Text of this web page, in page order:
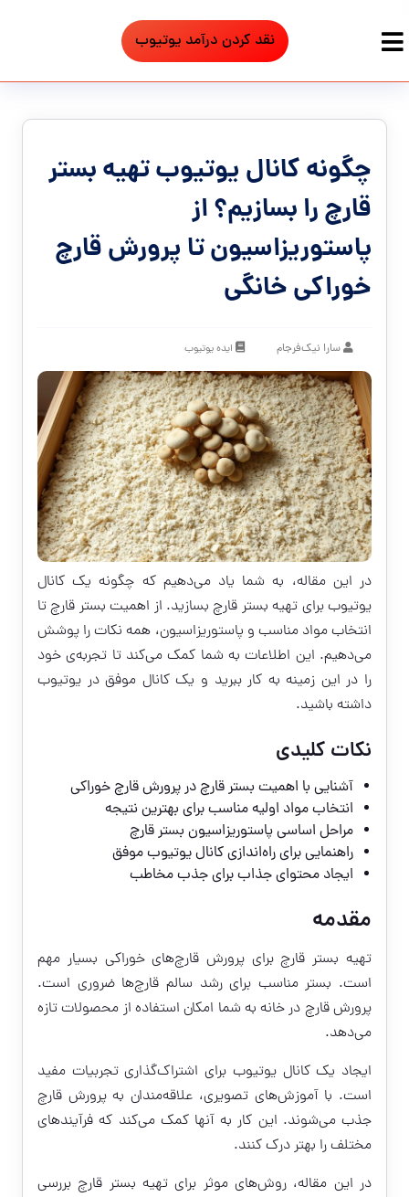
نقد کردن درآمد یوتیوب
چگونه کانال یوتیوب تهیه بستر
قارچ را بسازیم؟ از
پاستوریزاسیون تا پرورش قارچ
خوراکی خانگی
سارا نیک‌فرجام ایده یوتیوب
در این مقاله، به شما یاد می‌دهیم که چگونه یک کانال
یوتیوب برای تهیه بستر قارچ بسازید. از اهمیت بستر قارچ تا
انتخاب مواد مناسب و پاستوریزاسیون، همه نکات را پوشش
می‌دهیم. این اطلاعات به شما کمک می‌کند تا تجربه‌ی خود
را در این زمینه به کار ببرید و یک کانال موفق در یوتیوب
داشته باشید.
نکات کلیدی
آشنایی با اهمیت بستر قارچ در پرورش قارچ خوراکی
انتخاب مواد اولیه مناسب برای بهترین نتیجه
مراحل اساسی پاستوریزاسیون بستر قارچ
راهنمایی برای راه‌اندازی کانال یوتیوب موفق
ایجاد محتوای جذاب برای جذب مخاطب
مقدمه
تهیه بستر قارچ برای پرورش قارچ‌های خوراکی بسیار مهم
است. بستر مناسب برای رشد سالم قارچ‌ها ضروری است.
پرورش قارچ در خانه به شما امکان استفاده از محصولات تازه
می‌دهد.
ایجاد یک کانال یوتیوب برای اشتراک‌گذاری تجربیات مفید
است. با آموزش‌های تصویری، علاقه‌مندان به پرورش قارچ
جذب می‌شوند. این کار به آنها کمک می‌کند که فرآیندهای
مختلف را بهتر درک کنند.
در این مقاله، روش‌های موثر برای تهیه بستر قارچ بررسی